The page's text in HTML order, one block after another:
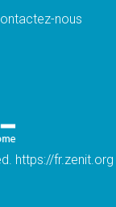
renforcera
pour
nous
https://fr.zenit.org